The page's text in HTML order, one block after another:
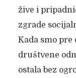
žive i
zgrade
Kada smo pre
društvene
ostala bez